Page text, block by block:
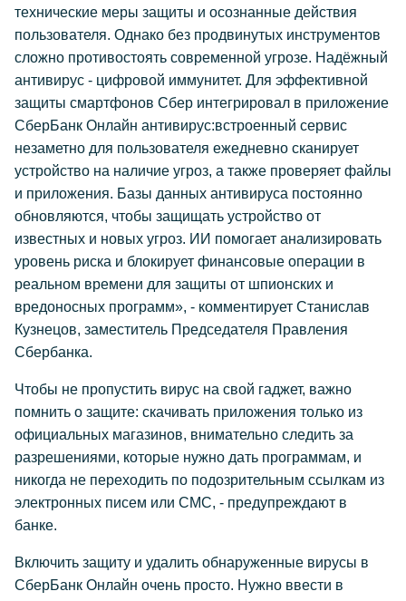
технические меры защиты и осознанные действия
пользователя. Однако без продвинутых инструментов
сложно противостоять современной угрозе. Надёжный
антивирус - цифровой иммунитет. Для эффективной
защиты смартфонов Сбер интегрировал в приложение
СберБанк Онлайн антивирус:встроенный сервис
незаметно для пользователя ежедневно сканирует
устройство на наличие угроз, а также проверяет файлы
и приложения. Базы данных антивируса постоянно
обновляются, чтобы защищать устройство от
известных и новых угроз. ИИ помогает анализировать
уровень риска и блокирует финансовые операции в
реальном времени для защиты от шпионских и
вредоносных программ», - комментирует Станислав
Кузнецов, заместитель Председателя Правления
Сбербанка.
Чтобы не пропустить вирус на свой гаджет, важно
помнить о защите: скачивать приложения только из
официальных магазинов, внимательно следить за
разрешениями, которые нужно дать программам, и
никогда не переходить по подозрительным ссылкам из
электронных писем или СМС, - предупреждают в
банке.
Включить защиту и удалить обнаруженные вирусы в
СберБанк Онлайн очень просто. Нужно ввести в